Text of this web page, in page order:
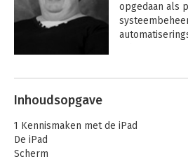
opgedaan als
Andere boeken door
Temmink
Inhoudsopgave
1 Kennismaken met de iPad
De iPad
Scherm